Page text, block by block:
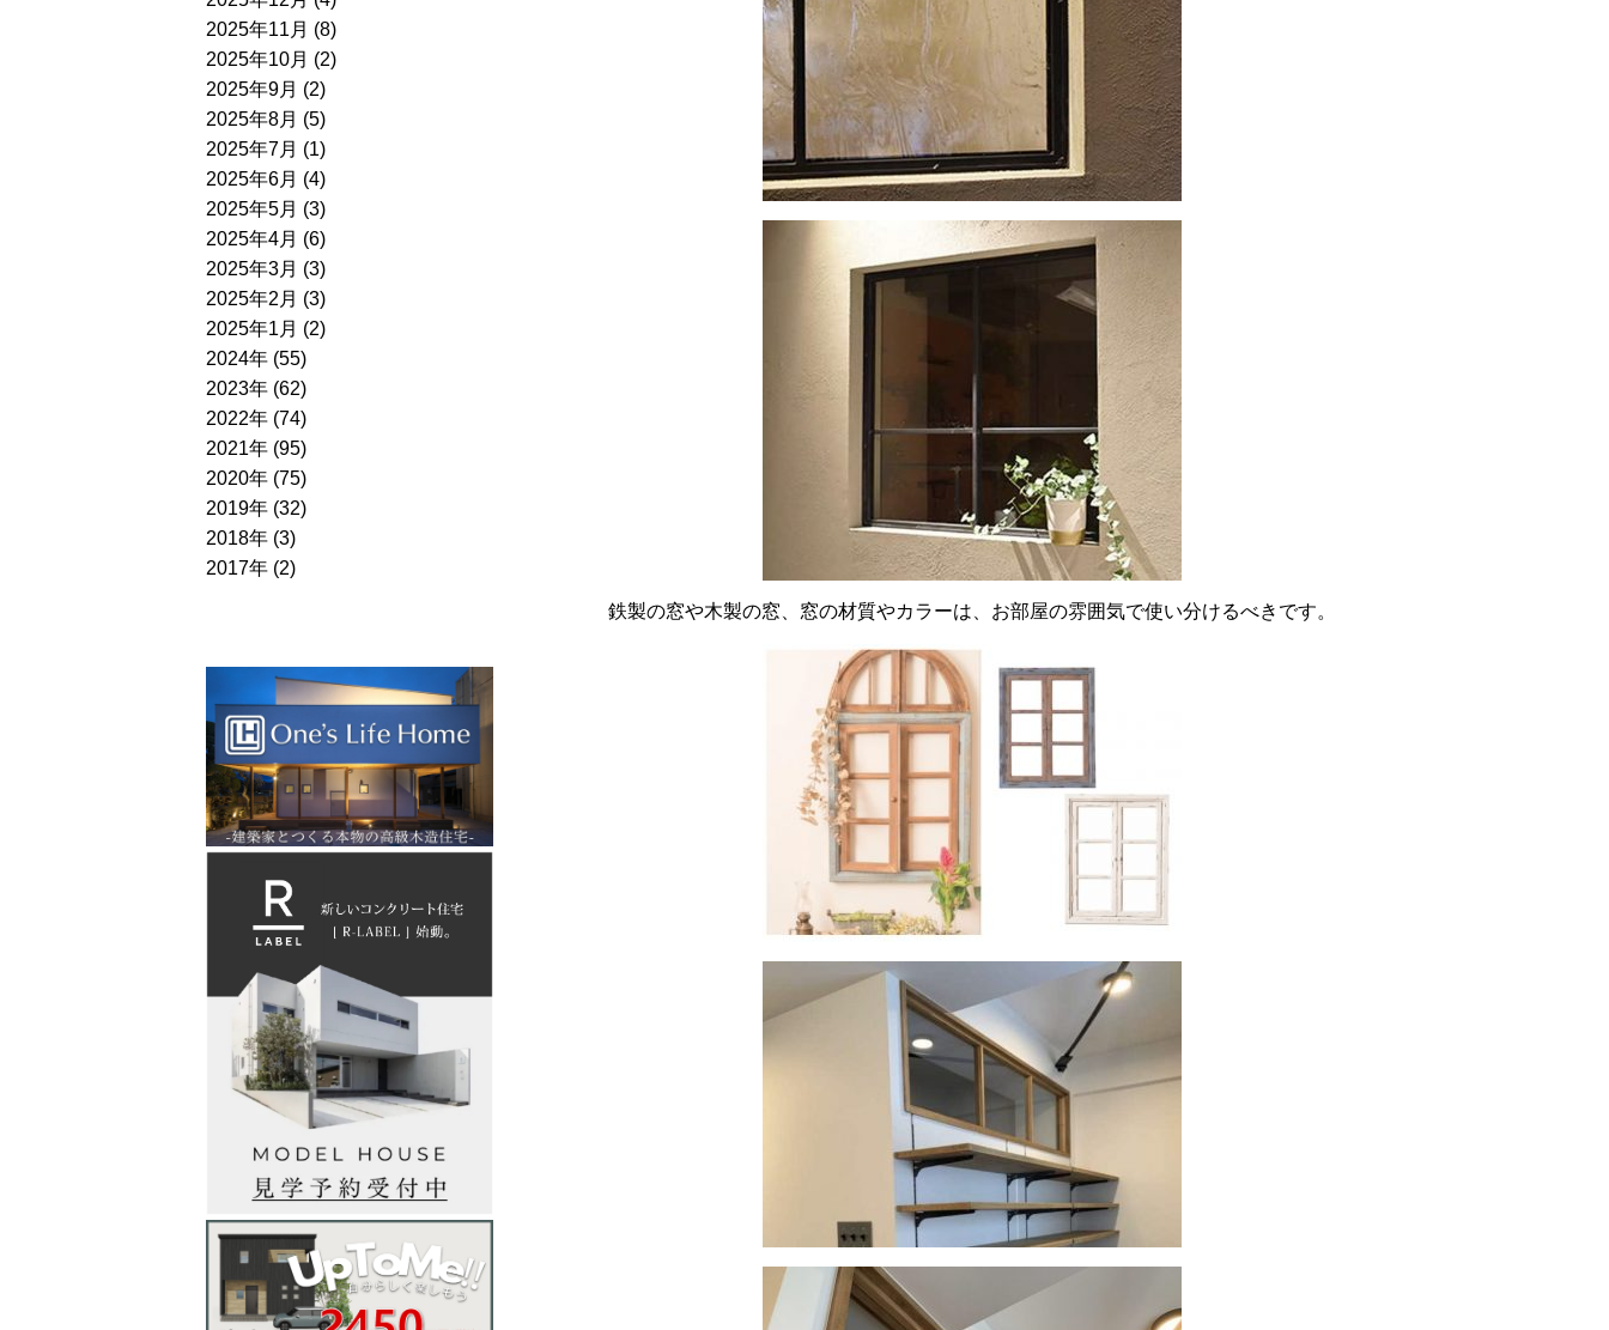
鉄製の窓や木製の窓、窓の材質やカラーは、お部屋の雰囲気で使い分けるべきです。
2025年11月 (8)
2025年10月 (2)
2025年9月 (2)
2025年8月 (5)
2025年7月 (1)
2025年6月 (4)
2025年5月 (3)
2025年4月 (6)
2025年3月 (3)
2025年2月 (3)
2025年1月 (2)
2024年 (55)
2023年 (62)
2022年 (74)
2021年 (95)
2020年 (75)
2019年 (32)
2018年 (3)
2017年 (2)